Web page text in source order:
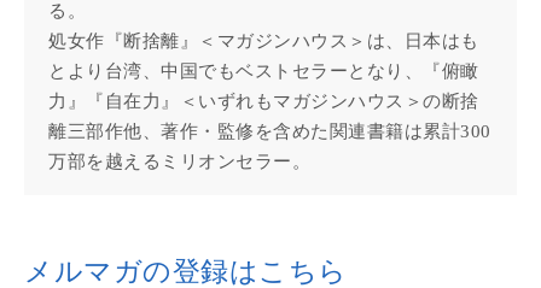
る。
処女作『断捨離』＜マガジンハウス＞は、日本はも
とより台湾、中国でもベストセラーとなり、『俯瞰
力』『自在力』＜いずれもマガジンハウス＞の断捨
離三部作他、著作・監修を含めた関連書籍は累計300
万部を越えるミリオンセラー。
メルマガの登録はこちら